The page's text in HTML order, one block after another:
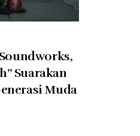
Suarakan
Muda